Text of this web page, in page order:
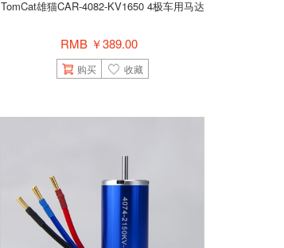
TomCat雄猫CAR-4082-KV1650 4极车用马达
RMB ￥389.00
购买 收藏